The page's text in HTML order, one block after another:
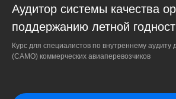
Аудитор системы качества
поддержанию летной
Курс для специалистов по внутреннему
(CAMO) коммерческих авиаперевозчиков